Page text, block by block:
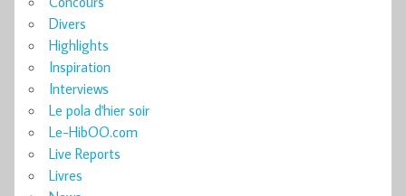
Divers
Highlights
Inspiration
Interviews
Le pola d'hier soir
Le-HibOO.com
Live Reports
Livres